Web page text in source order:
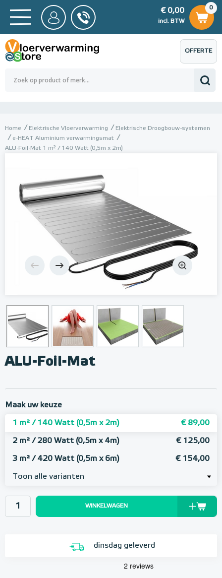
BTW
0,00
0
€ 0,00
incl. BTW
€ 0,00
OFFERTE
AANVRAGEN
Home Elektrische Vloerverwarming
Elektrische Droogbouw-systemen
e-HEAT Aluminium verwarmingsmat
ALU-Foil-Mat 1 m² / 140 Watt (0,5m x 2m)
ALU-Foil-Mat
Maak uw keuze
1 m² / 140 Watt (0,5m x 2m) € 89,00
2 m² / 280 Watt (0,5m x 4m) € 125,00
3 m² / 420 Watt (0,5m x 6m) € 154,00
Toon alle varianten
WINKELWAGEN
dinsdag geleverd